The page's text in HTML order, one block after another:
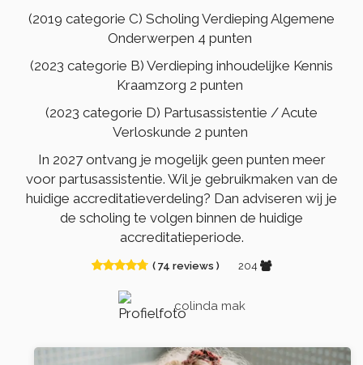
(2019 categorie C) Scholing Verdieping Algemene
Onderwerpen 4 punten
(2023 categorie B) Verdieping inhoudelijke Kennis
Kraamzorg 2 punten
(2023 categorie D) Partusassistentie / Acute
Verloskunde 2 punten
In 2027 ontvang je mogelijk geen punten meer
voor partusassistentie. Wil je gebruikmaken van de
huidige accreditatieverdeling? Dan adviseren wij je
de scholing te volgen binnen de huidige
accreditatieperiode.
( 74 reviews ) 204
colinda mak